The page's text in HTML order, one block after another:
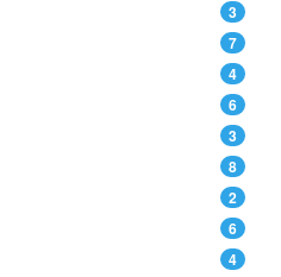
3
7
4
6
3
8
2
6
4